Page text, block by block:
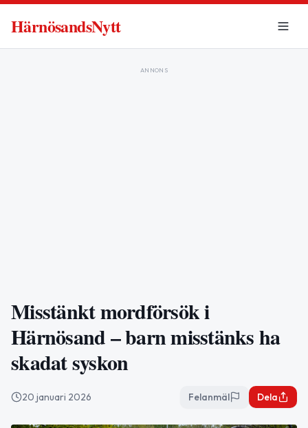
HärnösandsNytt
ANNONS
Misstänkt mordförsök i
Härnösand – barn misstänks ha
skadat syskon
20 januari 2026 Felanmäl Dela